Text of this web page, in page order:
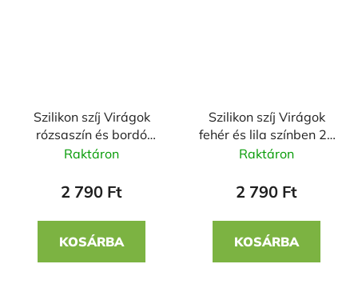
Szilikon szíj Virágok
rózsaszín és bordó
színben 20 mm
Raktáron
2 790 Ft
KOSÁRBA
Szilikon szíj Virágok
fehér és lila színben 20
mm
Raktáron
2 790 Ft
KOSÁRBA